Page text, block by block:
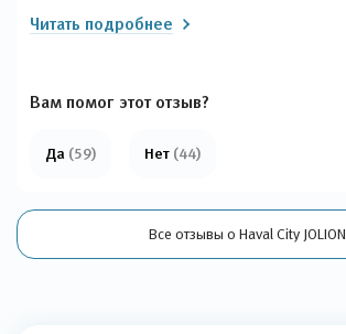
Читать подробнее
Вам помог этот отзыв?
Да (59) Нет (44)
Все отзывы о Haval City JOLION